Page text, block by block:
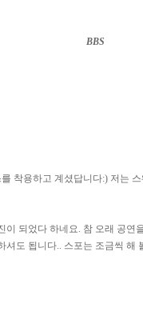
BBS
착용하고 계셨답니다:) 저는
되었다 하네요. 참 오래 공
셔도 됩니다.. 스포는 조금씩 해